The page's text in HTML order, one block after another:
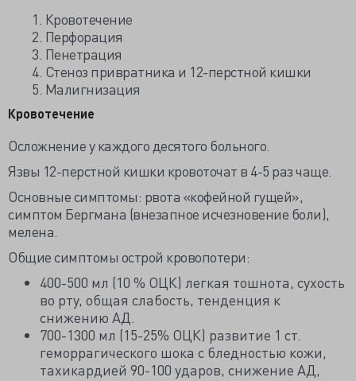
1. Кровотечение
2. Перфорация
3. Пенетрация
4. Стеноз привратника и 12-перстной кишки
5. Малигнизация
Кровотечение
Осложнение у каждого десятого больного.
Язвы 12-перстной кишки кровоточат в 4-5 раз чаще.
Основные симптомы: рвота «кофейной гущей»,
симптом Бергмана (внезапное исчезновение боли),
мелена.
Общие симптомы острой кровопотери:
400-500 мл (10 % ОЦК) легкая тошнота, сухость
во рту, общая слабость, тенденция к
снижению АД.
700-1300 мл (15-25% ОЦК) развитие 1 ст.
геморрагического шока с бледностью кожи,
тахикардией 90-100 ударов, снижение АД,